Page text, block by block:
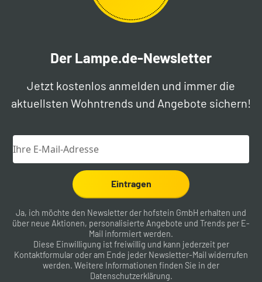
Der Lampe.de-Newsletter
Jetzt kostenlos anmelden und immer die
aktuellsten Wohntrends und Angebote sichern!
Eintragen
Ja, ich möchte den Newsletter der hofstein GmbH erhalten und
über neue Aktionen, personalisierte Angebote und Trends per E-
Mail informiert werden.
Diese Einwilligung ist freiwillig und kann jederzeit per
Kontaktformular oder am Ende jeder Newsletter-Mail widerrufen
werden. Weitere Informationen finden Sie in der
Datenschutzerklärung.